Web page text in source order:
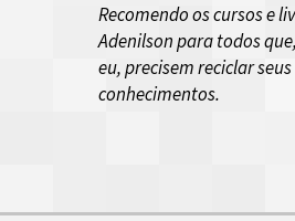
Recomendo os cursos e
Adenilson para todos
eu, precisem reciclar seus
conhecimentos.